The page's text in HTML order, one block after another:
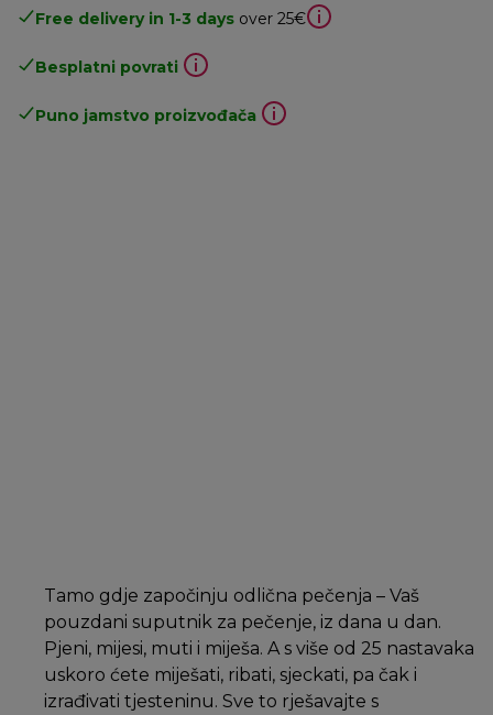
Free delivery in 1-3 days over 25€
Besplatni povrati
Puno jamstvo proizvođača
Tamo gdje započinju odlična pečenja – Vaš
pouzdani suputnik za pečenje, iz dana u dan.
Pjeni, mijesi, muti i miješa. A s više od 25 nastavaka
uskoro ćete miješati, ribati, sjeckati, pa čak i
izrađivati tjesteninu. Sve to rješavajte s